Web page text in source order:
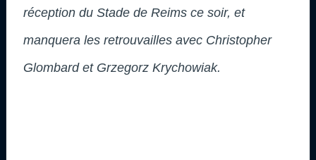
réception du Stade de Reims ce soir, et
manquera les retrouvailles avec Christopher
Glombard et Grzegorz Krychowiak.